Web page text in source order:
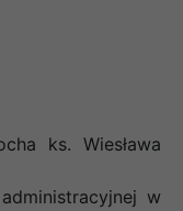
ks. Wiesława
w